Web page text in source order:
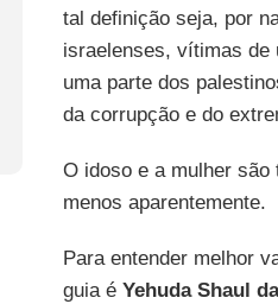
tal definição seja, por
israelenses, vítimas de
uma parte dos
da corrupção e do
O idoso e a mulher
menos aparentemente.
Para entender melhor
guia é Yehuda Shaul